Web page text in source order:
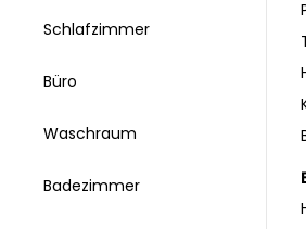
Schlafzimmer
Büro
Waschraum
Badezimmer